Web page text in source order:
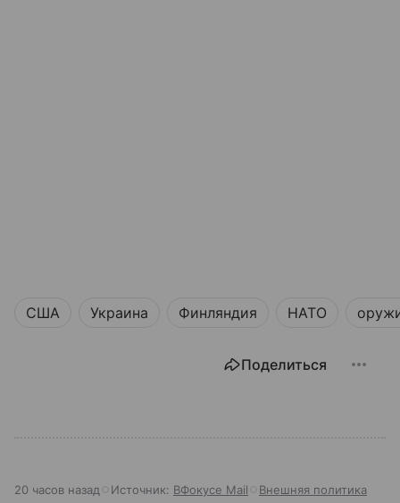
США Украина Финляндия НАТО
Поделиться
20 часов назад Источник: ВФокусе Mail Внешняя политика